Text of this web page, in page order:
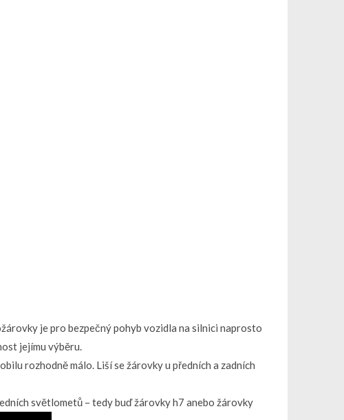
je pro bezpečný pohyb vozidla na silnici naprosto
jejímu výběru.
rozhodně málo. Liší se žárovky u předních a zadních
světlometů – tedy buď žárovky h7 anebo žárovky